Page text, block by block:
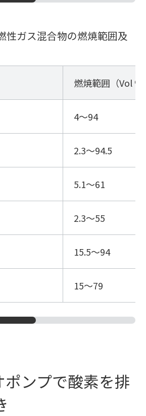
性ガス混合物の燃焼範囲及
燃焼範囲（Vol %
4～94
2.3～94.5
5.1～61
2.3～55
15.5～94
15～79
ンプで酸素を排